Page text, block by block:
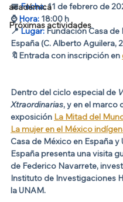
académica
Próximas actividades
📅 Fecha: 11 de febrero de
⌚️ Hora: 18:00 h
📍 Lugar: Fundación Casa de
España (C. Alberto Aguilera,
🔖Entrada con inscripción en
Dentro del ciclo especial de
Xtraordinarias, y en el marco
exposición La Mitad del
La mujer en el México
Casa de México en España y
España presenta una visita
de Federico Navarrete,
Instituto de Investigaciones
la UNAM.